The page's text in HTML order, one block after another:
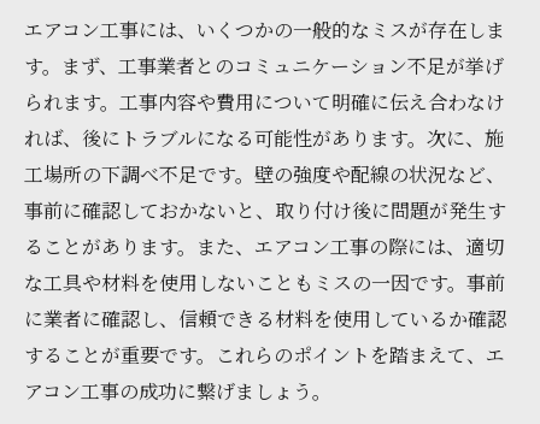
エアコン工事には、いくつかの一般的なミスが存在しま
す。まず、工事業者とのコミュニケーション不足が挙げ
られます。工事内容や費用について明確に伝え合わなけ
れば、後にトラブルになる可能性があります。次に、施
工場所の下調べ不足です。壁の強度や配線の状況など、
事前に確認しておかないと、取り付け後に問題が発生す
ることがあります。また、エアコン工事の際には、適切
な工具や材料を使用しないこともミスの一因です。事前
に業者に確認し、信頼できる材料を使用しているか確認
することが重要です。これらのポイントを踏まえて、エ
アコン工事の成功に繋げましょう。